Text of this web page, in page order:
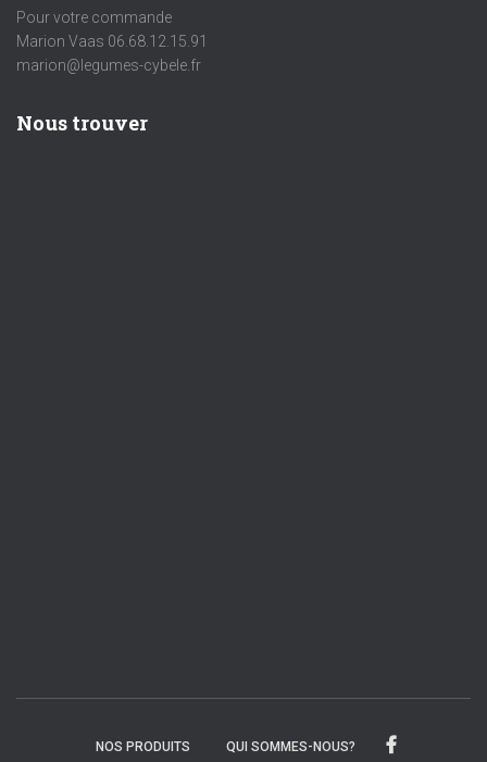
Pour votre commande
Marion Vaas 06.68.12.15.91
marion@legumes-cybele.fr
Nous trouver
NOS PRODUITS QUI SOMMES-NOUS?